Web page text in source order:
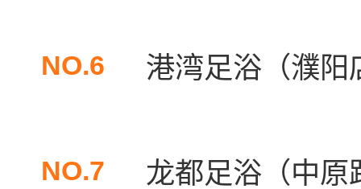
NO.6 港湾足浴（濮阳
NO.7 龙都足浴（中原